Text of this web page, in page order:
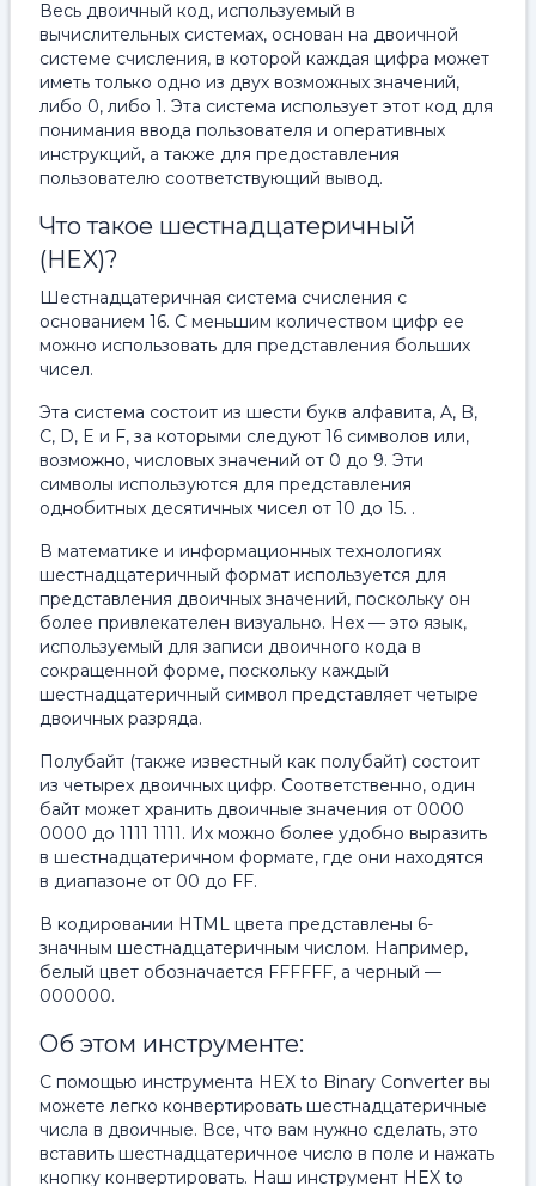
Весь двоичный код, используемый в
вычислительных системах, основан на двоичной
системе счисления, в которой каждая цифра может
иметь только одно из двух возможных значений,
либо 0, либо 1. Эта система использует этот код для
понимания ввода пользователя и оперативных
инструкций, а также для предоставления
пользователю соответствующий вывод.
Что такое шестнадцатеричный
(HEX)?
Шестнадцатеричная система счисления с
основанием 16. С меньшим количеством цифр ее
можно использовать для представления больших
чисел.
Эта система состоит из шести букв алфавита, A, B,
C, D, E и F, за которыми следуют 16 символов или,
возможно, числовых значений от 0 до 9. Эти
символы используются для представления
однобитных десятичных чисел от 10 до 15. .
В математике и информационных технологиях
шестнадцатеричный формат используется для
представления двоичных значений, поскольку он
более привлекателен визуально. Hex — это язык,
используемый для записи двоичного кода в
сокращенной форме, поскольку каждый
шестнадцатеричный символ представляет четыре
двоичных разряда.
Полубайт (также известный как полубайт) состоит
из четырех двоичных цифр. Соответственно, один
байт может хранить двоичные значения от 0000
0000 до 1111 1111. Их можно более удобно выразить
в шестнадцатеричном формате, где они находятся
в диапазоне от 00 до FF.
В кодировании HTML цвета представлены 6-
значным шестнадцатеричным числом. Например,
белый цвет обозначается FFFFFF, а черный —
000000.
Об этом инструменте:
С помощью инструмента HEX to Binary Converter вы
можете легко конвертировать шестнадцатеричные
числа в двоичные. Все, что вам нужно сделать, это
вставить шестнадцатеричное число в поле и нажать
кнопку конвертировать. Наш инструмент HEX to